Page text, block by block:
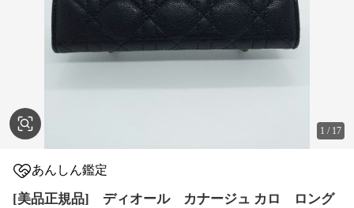
1 / 17
あんしん鑑定
[美品正規品] ディオール カナージュ カロ ロング